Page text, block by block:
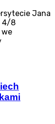
Jana
4/8